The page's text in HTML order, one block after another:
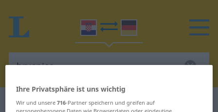
Kroatisch-Deutsch Wörterbuch brusnica
Ihre Privatsphäre ist uns wichtig
Wir und unsere716-Partner speichern und greifen auf
personenbezogene Daten wie Browserdaten oder eindeutige